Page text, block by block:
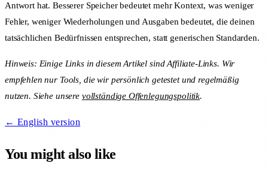
Antwort hat. Besserer Speicher bedeutet mehr Kontext, was weniger
Fehler, weniger Wiederholungen und Ausgaben bedeutet, die deinen
tatsächlichen Bedürfnissen entsprechen, statt generischen Standarden.
Hinweis: Einige Links in diesem Artikel sind Affiliate-Links. Wir
empfehlen nur Tools, die wir persönlich getestet und regelmäßig
nutzen. Siehe unsere vollständige Offenlegungspolitik.
← English version
You might also like